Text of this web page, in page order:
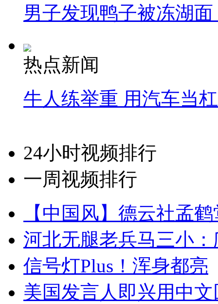
男子发现鸭子被冻湖
热点新闻
牛人练举重 用汽车当
24小时视频排行
一周视频排行
【中国风】德云社孟
河北无腿老兵马三小
信号灯Plus！浑身都亮
美国发言人即兴用中